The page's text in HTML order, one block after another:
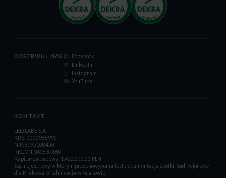
OBSERWUJ NAS
Facebook
LinkedIn
Instagram
YouTube
KONTAKT
LED LABS S.A.
KRS: 0000988995
NIP:6793108450
REGON:360837680
Kapitał zakładowy: 1.422.000,00 PLN
Sąd rejestrowy, w którym przechowywana jest dokumentacja spółki: Sąd Rejonowy
dla Krakowa-Śródmieścia w Krakowie